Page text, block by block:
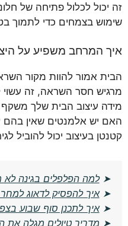
זה יכול לכלול פתיחה של
שימוש בצמחים כדי לתמוך
איך המרחב משפיע על
הבית אמור להוות מקור
מרגיש חסר השראה, זה עשוי
מידה עיצוב הבית שלך
האם יש אלמנטים שאין בהם
קטנטן בעיצוב יכול להוביל
➤למה הפלפלים בגינה
➤איך להפסיק לדאוג למחר
➤איך לתכנן סוף שבוע
➤ מדריך טיולים מגלה את